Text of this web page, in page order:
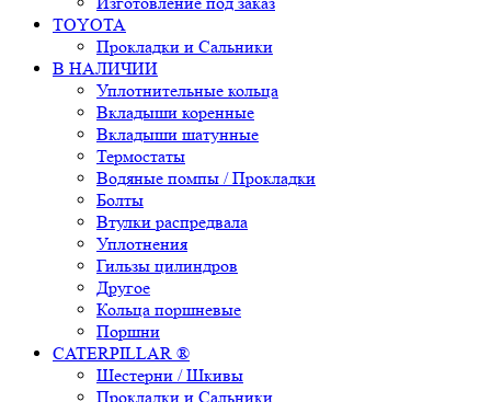
TOYOTA
Прокладки и Сальники
В НАЛИЧИИ
Уплотнительные кольца
Вкладыши коренные
Вкладыши шатунные
Термостаты
Водяные помпы / Прокладки
Болты
Втулки распредвала
Уплотнения
Гильзы цилиндров
Другое
Кольца поршневые
Поршни
CATERPILLAR ®
Шестерни / Шкивы
Прокладки и Сальники